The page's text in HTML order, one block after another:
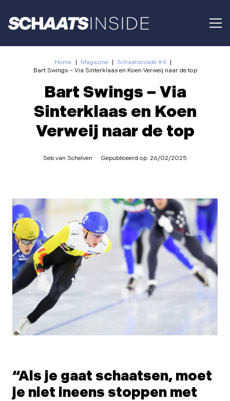
Home | Magazine | Schaatsinside #4 |
Bart Swings – Via Sinterklaas en Koen Verweij naar de top
Bart Swings – Via
Sinterklaas en Koen
Verweij naar de top
Seb van Schelven Gepubliceerd op: 26/02/2025
“Als je gaat schaatsen, moet
je niet ineens stoppen met